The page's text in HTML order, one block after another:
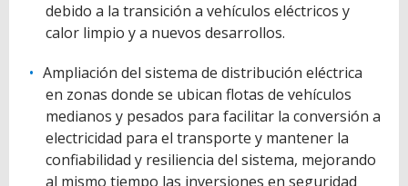
debido a la transición a vehículos eléctricos y
calor limpio y a nuevos desarrollos.
Ampliación del sistema de distribución eléctrica
en zonas donde se ubican flotas de vehículos
medianos y pesados para facilitar la conversión a
electricidad para el transporte y mantener la
confiabilidad y resiliencia del sistema, mejorando
al mismo tiempo las inversiones en seguridad